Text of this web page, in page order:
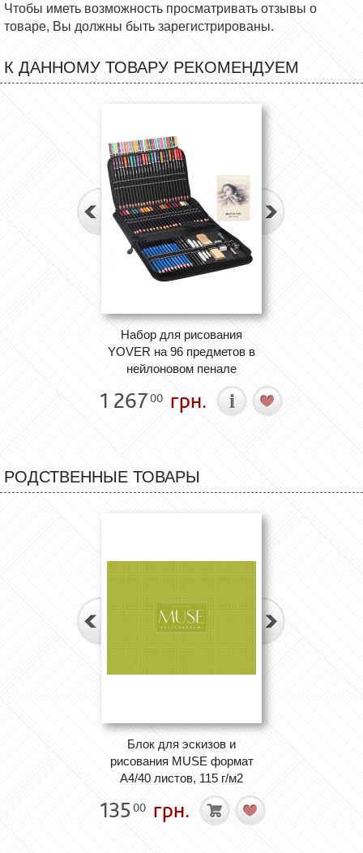
Чтобы иметь возможность просматривать отзывы о
товаре, Вы должны быть зарегистрированы.
К ДАННОМУ ТОВАРУ РЕКОМЕНДУЕМ
Набор для рисования
YOVER на 96 предметов в
нейлоновом пенале
1 26700 грн.
РОДСТВЕННЫЕ ТОВАРЫ
Блок для эскизов и
рисования MUSE формат
А4/40 листов, 115 г/м2
135 00 грн.